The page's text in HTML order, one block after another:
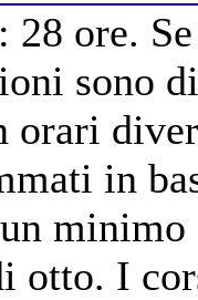
28 ore.
sono
orari
in
otto. I